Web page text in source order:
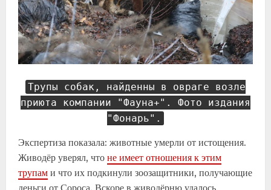
Трупы собак, найденны в овраге возле
приюта компании "Фауна+". Фото издания
"Фонарь".
Экспертиза показала: животные умерли от истощения.
Живодёр уверял, что не имеет отношения к этим
трупам и что их подкинули зоозащитники, получающие